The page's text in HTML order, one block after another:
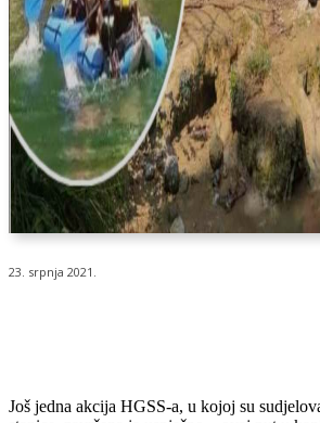
23. srpnja 2021.
Još jedna akcija HGSS-a, u kojoj su